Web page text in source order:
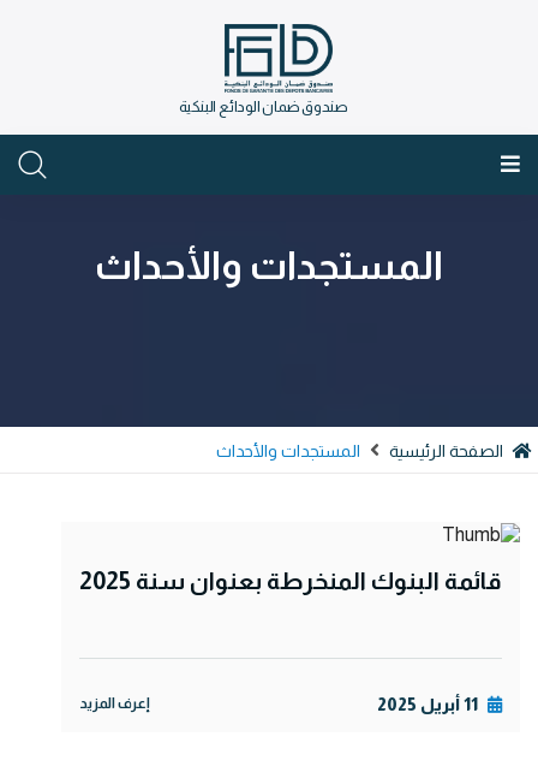
صندوق ضمان الودائع البنكية
المستجدات والأحداث
الصفحة الرئيسية المستجدات والأحداث
قائمة البنوك المنخرطة بعنوان سنة 2025
11 أبريل 2025 إعرف المزيد